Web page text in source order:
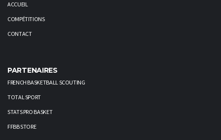
ACCUEIL
COMPÉTITIONS
CONTACT
PARTENAIRES
FRENCH BASKETBALL SCOUTING
TOTAL SPORT
STATS PRO BASKET
FFBB STORE